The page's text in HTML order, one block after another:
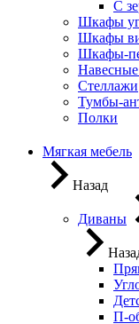
С
Шкафы
Шкафы
Шкафы-
Стеллажи
Тумбы-
Полки
Мягкая мебель
Назад
Диваны
П-